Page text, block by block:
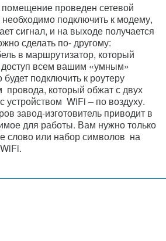
проведен сетевой
необходимо подключить к модему,
сигнал, и на выходе получается
сделать по- другому:
в маршрутизатор, который
доступ всем вашим «умным»
подключить к роутеру
провода, который обжат с двух
устройством WiFi – по воздуху.
завод-изготовитель приводит в
для работы. Вам нужно только
слово или набор символов на